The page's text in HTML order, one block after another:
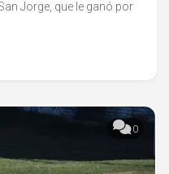
Jorge, que le ganó por
0